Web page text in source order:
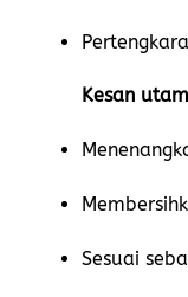
Kesan
Sesuai